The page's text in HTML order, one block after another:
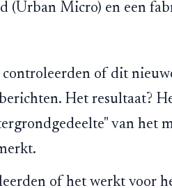
(Urban Micro) en een
controleerden of dit
Het resultaat?
van het
of het werkt voor